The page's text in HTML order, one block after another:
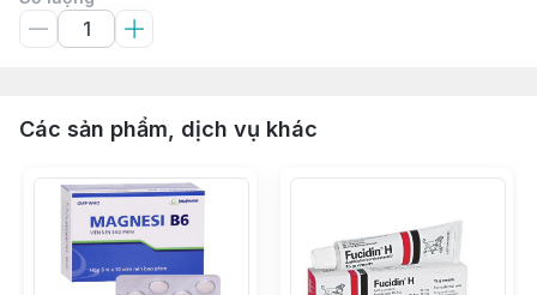
Các sản phẩm, dịch vụ khác